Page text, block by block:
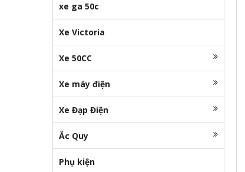
xe ga 50c
Xe Victoria
Xe 50CC
Xe máy điện
Xe Đạp Điện
Ắc Quy
Phụ kiện